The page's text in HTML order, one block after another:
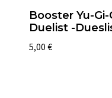
Booster Yu-
Duelist -
5,00 €